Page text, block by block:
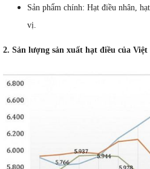
Sản phẩm chính: Hạt điều nhân,
vị.
2. Sản lượng sản xuất hạt điều của